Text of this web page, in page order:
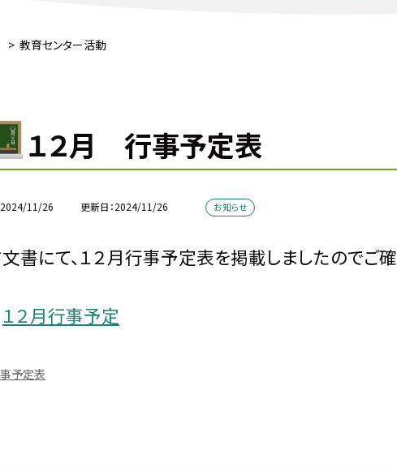
> 教育センター活動
１２月 行事予定表
2024/11/26 更新日 2024/11/26 お知らせ
書にて、１２月行事予定表を掲載しましたのでご確
１２月行事予定
予定表